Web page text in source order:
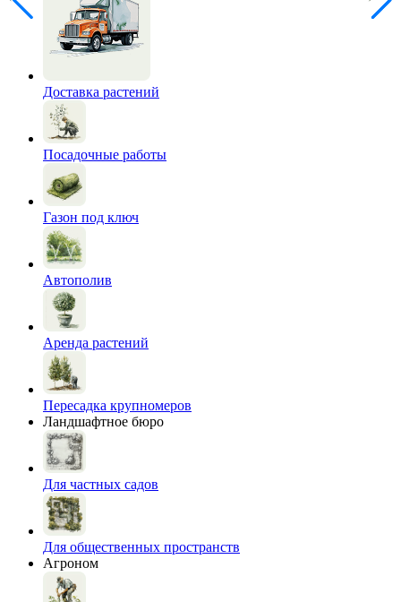
Доставка растений
Посадочные работы
Газон под ключ
Автополив
Аренда растений
Пересадка крупномеров
Ландшафтное бюро
Для частных садов
Для общественных пространств
Агроном